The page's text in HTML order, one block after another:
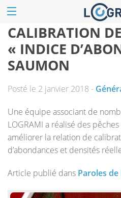
CALIBRATION
« INDICE
SAUMON
Posté le 2 janvier 2018 -
Une équipe associant de
LOGRAMI a réalisé des
améliorer la relation de
d’abondances et densités
Article publié dans Paroles